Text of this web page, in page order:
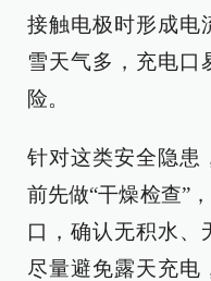
接触电极时形成电
雪天气多，充电口
险。
针对这类安全隐患
前先做“干燥检查”
口，确认无积水、
尽量避免露天充电